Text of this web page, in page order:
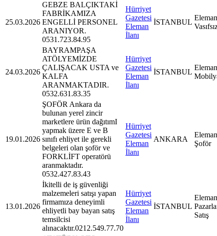
25.03.2026
GEBZE BALÇIKTAKİ
FABRİKAMIZA
ENGELLİ PERSONEL
ARANIYOR.
0531.723.84.95
Hürriyet
Gazetesi
Eleman
İlanı
İSTANBUL
24.03.2026
BAYRAMPAŞA
ATÖLYEMİZDE
ÇALIŞACAK USTA ve
KALFA
ARANMAKTADIR.
0532.631.83.35
Hürriyet
Gazetesi
Eleman
İlanı
İSTANBUL
19.01.2026
ŞOFÖR Ankara da
bulunan yerel zincir
marketlere ürün dağıtımI
yapmak üzere E ve B
sınıfı ehliyet ile gerekli
belgeleri olan şoför ve
FORKLİFT operatörü
aranmaktadır.
0532.427.83.43
Hürriyet
Gazetesi
Eleman
İlanı
ANKARA
Şoför
13.01.2026
İkitelli de iş güvenliği
malzemeleri satışı yapan
firmamıza deneyimli
ehliyetli bay bayan satış
temsilcisi
alınacaktır.0212.549.77.70
Hürriyet
Gazetesi
Eleman
İlanı
İSTANBUL
Satış